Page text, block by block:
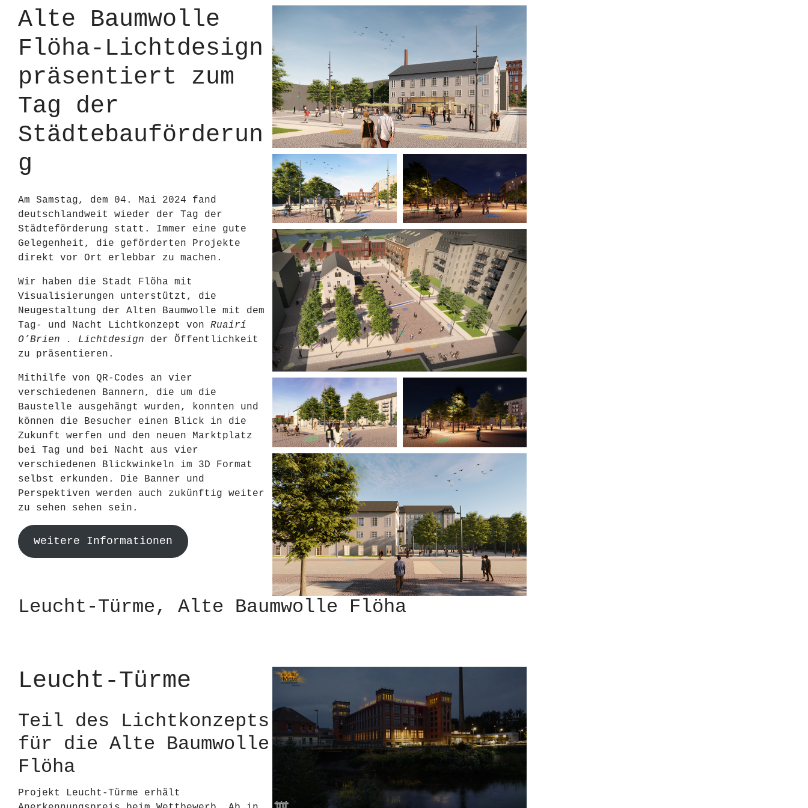
Alte Baumwolle
Flöha-Lichtdesign
präsentiert zum
Tag der
Städtebauförderun
g
Am Samstag, dem 04. Mai 2024 fand
deutschlandweit wieder der Tag der
Städteförderung statt. Immer eine gute
Gelegenheit, die geförderten Projekte
direkt vor Ort erlebbar zu machen.
Wir haben die Stadt Flöha mit
Visualisierungen unterstützt, die
Neugestaltung der Alten Baumwolle mit dem
Tag- und Nacht Lichtkonzept von Ruairí
O’Brien . Lichtdesign der Öffentlichkeit
zu präsentieren.
Mithilfe von QR-Codes an vier
verschiedenen Bannern, die um die
Baustelle ausgehängt wurden, konnten und
können die Besucher einen Blick in die
Zukunft werfen und den neuen Marktplatz
bei Tag und bei Nacht aus vier
verschiedenen Blickwinkeln im 3D Format
selbst erkunden. Die Banner und
Perspektiven werden auch zukünftig weiter
zu sehen sehen sein.
weitere Informationen
Leucht-Türme, Alte Baumwolle Flöha
Leucht-Türme
Teil des Lichtkonzepts
für die Alte Baumwolle
Flöha
Projekt Leucht-Türme erhält